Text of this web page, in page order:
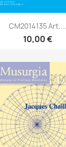
CM2014135 Art....
10,00 €